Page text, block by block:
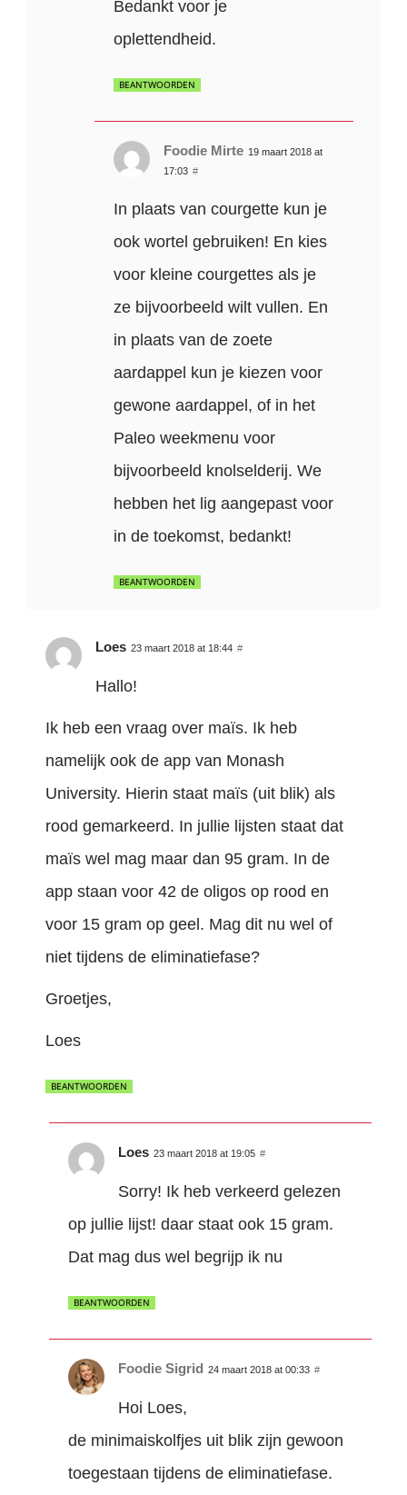
Bedankt voor je
oplettendheid.
BEANTWOORDEN
Foodie Mirte 19 maart 2018 at
17:03 #
In plaats van courgette kun je
ook wortel gebruiken! En kies
voor kleine courgettes als je
ze bijvoorbeeld wilt vullen. En
in plaats van de zoete
aardappel kun je kiezen voor
gewone aardappel, of in het
Paleo weekmenu voor
bijvoorbeeld knolselderij. We
hebben het lig aangepast voor
in de toekomst, bedankt!
BEANTWOORDEN
Loes 23 maart 2018 at 18:44 #
Hallo!
Ik heb een vraag over maïs. Ik heb
namelijk ook de app van Monash
University. Hierin staat maïs (uit blik) als
rood gemarkeerd. In jullie lijsten staat dat
maïs wel mag maar dan 95 gram. In de
app staan voor 42 de oligos op rood en
voor 15 gram op geel. Mag dit nu wel of
niet tijdens de eliminatiefase?
Groetjes,
Loes
BEANTWOORDEN
Loes 23 maart 2018 at 19:05 #
Sorry! Ik heb verkeerd gelezen
op jullie lijst! daar staat ook 15 gram.
Dat mag dus wel begrijp ik nu
BEANTWOORDEN
Foodie Sigrid 24 maart 2018 at 00:33 #
Hoi Loes,
de minimaiskolfjes uit blik zijn gewoon
toegestaan tijdens de eliminatiefase.